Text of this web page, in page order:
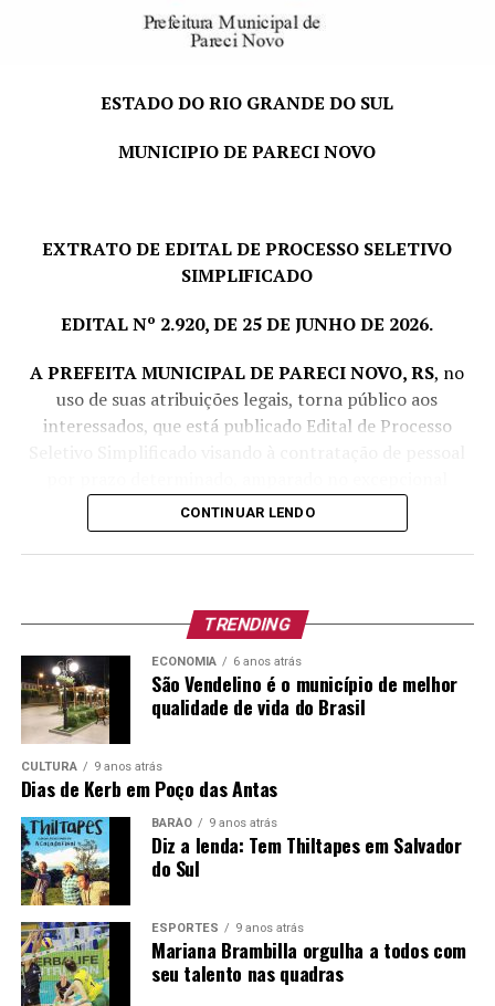
*Vale-Alimentação de R$ 32,00 por dia efetivamente
PRAZO E LOCAL DE INSCRIÇÃO:dias 06; 07; 10; 11 e
12 de agosto de 2026, das 07h30min às 11h30min e das
13h às 16h, no Departamento de Pessoal, junto a
Pareci Novo, RS, 04 de agosto de 2026.
LORENI CRISTINA REINHEIMER,
Prefeita Municipal
ESTADO DO RIO GRANDE DO SUL
MUNICIPIO DE PARECI NOVO
EXTRATO DE EDITAL DE PROCESSO SELETIVO
SIMPLIFICADO
EDITAL Nº 2.920, DE 25 DE JUNHO DE 2026.
A PREFEITA MUNICIPAL DE PARECI NOVO, RS, no
uso de suas atribuições legais, torna público aos
interessados, que está publicado Edital de Processo
interesse público, com fulcro no art. 37, IX da
Constituição Federal e art. 229, inciso VI, da Lei
Complementar nº 380/1997, conforme segue:
Cargo Vagas
Escolaridade
e outros
requisitos
para o
Carga
Semanal
Junho/
Especialista
em
Educação –
Supervisão
Escolar
01
Habilitação
Legal para o
Exercício do
Cargo
*Vale-Alimentação de R$ 16,00 por dia efetivamente
trabalhado.
CONTINUAR LENDO
TRENDING
ECONOMIA 6 anos atrás
São Vendelino é o município de melhor
qualidade de vida do Brasil
CULTURA 9 anos atrás
Dias de Kerb em Poço das Antas
BARÃO 9 anos atrás
Diz a lenda: Tem Thiltapes em Salvador
do Sul
ESPORTES 9 anos atrás
Mariana Brambilla orgulha a todos com
seu talento nas quadras